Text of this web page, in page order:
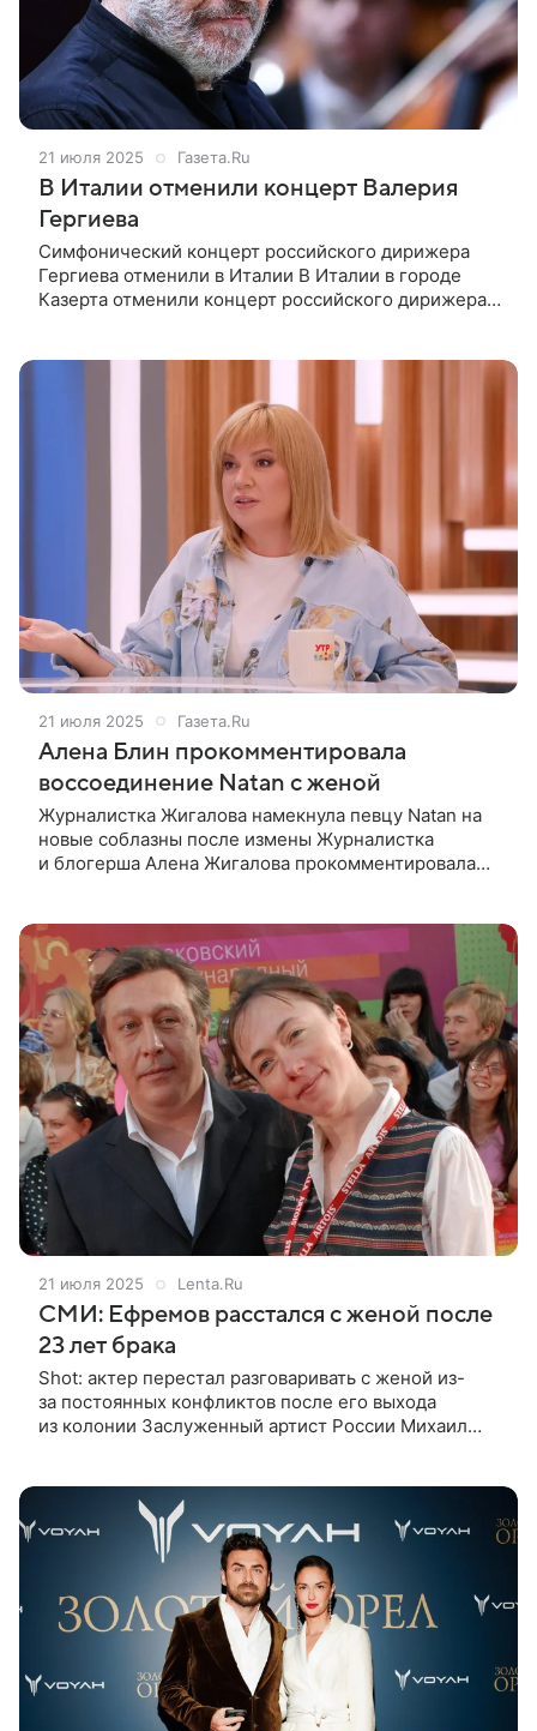
21 июля 2025 Газета.Ru
В Италии отменили концерт Валерия
Гергиева
Симфонический концерт российского дирижера
Гергиева отменили в Италии В Италии в городе
Казерта отменили концерт российского дирижера
21 июля 2025 Газета.Ru
Алена Блин прокомментировала
воссоединение Natan с женой
Журналистка Жигалова намекнула певцу Natan на
новые соблазны после измены Журналистка
и блогерша Алена Жигалова прокомментировала
Швецовой.
21 июля 2025 Lenta.Ru
СМИ: Ефремов расстался с женой после
23 лет брака
Shot: актер перестал разговаривать с женой из-
за постоянных конфликтов после его выхода
из колонии Заслуженный артист России Михаил